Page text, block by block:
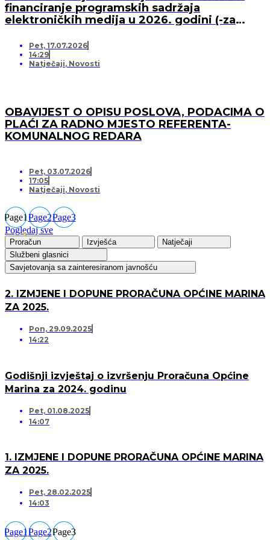
financiranje programskih sadržaja
elektroničkih medija u 2026. godini (-za
Pet, 17.07.2026
14:29
Natječaji, Novosti
OBAVIJEST O OPISU POSLOVA, PODACIMA O
PLAĆI ZA RADNO MJESTO REFERENTA-
KOMUNALNOG REDARA
Pet, 03.07.2026
17:05
Natječaji, Novosti
Page1Page2Page3
Pogledaj sve
Proračun Izvješća
Natječaji
Službeni glasnici
Savjetovanja sa zainteresiranom javnošću
2. IZMJENE I DOPUNE PRORAČUNA OPĆINE MARINA
ZA 2025.
Pon, 29.09.2025
14:22
Godišnji izvještaj o izvršenju Proračuna Općine
Marina za 2024. godinu
Pet, 01.08.2025
14:07
1. IZMJENE I DOPUNE PRORAČUNA OPĆINE MARINA
ZA 2025.
Pet, 28.02.2025
14:03
Page1Page2Page3